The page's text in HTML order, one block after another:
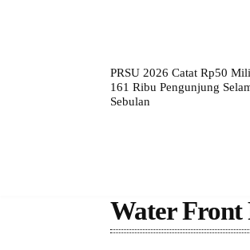
PRSU 2026 Catat Rp50
161 Ribu Pengunjung
Sebulan
Water Front